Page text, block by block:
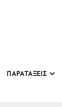
ΠΑΡΑΤΑΞΕΙΣ